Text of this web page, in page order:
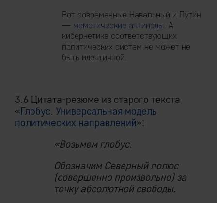
Вот современные Навальный и Путин
— меметические антиподы. А
кибернетика соответствующих
политических систем не может не
быть идентичной.
3.6 Цитата-резюме из старого текста
«Глобус. Универсальная модель
политических направлений»:
«Возьмем глобус.
Обозначим Северный полюс
(совершенно произвольно) за
точку абсолютной свободы.